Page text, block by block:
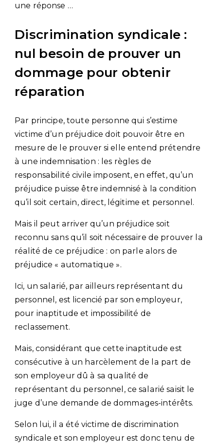
une réponse …
Discrimination syndicale :
nul besoin de prouver un
dommage pour obtenir
réparation
Par principe, toute personne qui s’estime
victime d’un préjudice doit pouvoir être en
mesure de le prouver si elle entend prétendre
à une indemnisation : les règles de
responsabilité civile imposent, en effet, qu’un
préjudice puisse être indemnisé à la condition
qu’il soit certain, direct, légitime et personnel.
Mais il peut arriver qu’un préjudice soit
reconnu sans qu’il soit nécessaire de prouver la
réalité de ce préjudice : on parle alors de
préjudice « automatique ».
Ici, un salarié, par ailleurs représentant du
personnel, est licencié par son employeur,
pour inaptitude et impossibilité de
reclassement.
Mais, considérant que cette inaptitude est
consécutive à un harcèlement de la part de
son employeur dû à sa qualité de
représentant du personnel, ce salarié saisit le
juge d’une demande de dommages-intérêts.
Selon lui, il a été victime de discrimination
syndicale et son employeur est donc tenu de